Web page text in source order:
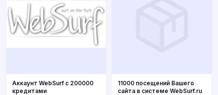
Аккаунт WebSurf c 200000
кредитами
11000 посещений Вашего
сайта в системе WebSurf.ru